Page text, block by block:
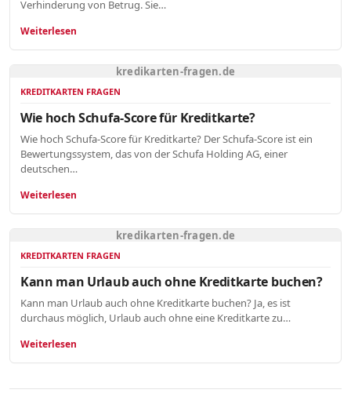
Verhinderung von Betrug. Sie…
Weiterlesen
kredikarten-fragen.de
KREDITKARTEN FRAGEN
Wie hoch Schufa-Score für Kreditkarte?
Wie hoch Schufa-Score für Kreditkarte? Der Schufa-Score ist ein
Bewertungssystem, das von der Schufa Holding AG, einer
deutschen…
Weiterlesen
kredikarten-fragen.de
KREDITKARTEN FRAGEN
Kann man Urlaub auch ohne Kreditkarte buchen?
Kann man Urlaub auch ohne Kreditkarte buchen? Ja, es ist
durchaus möglich, Urlaub auch ohne eine Kreditkarte zu…
Weiterlesen